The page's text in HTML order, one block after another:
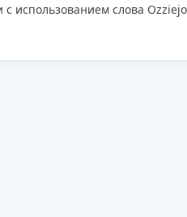
использованием слова